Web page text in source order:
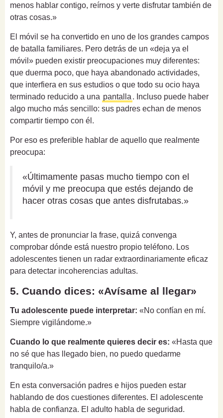
menos hablar contigo, reírnos y verte disfrutar también de
otras cosas.»
El móvil se ha convertido en uno de los grandes campos
de batalla familiares. Pero detrás de un «deja ya el
móvil» pueden existir preocupaciones muy diferentes:
que duerma poco, que haya abandonado actividades,
que interfiera en sus estudios o que todo su ocio haya
terminado reducido a una pantalla . Incluso puede haber
algo mucho más sencillo: sus padres echan de menos
compartir tiempo con él.
Por eso es preferible hablar de aquello que realmente
preocupa:
«Últimamente pasas mucho tiempo con el
móvil y me preocupa que estés dejando de
hacer otras cosas que antes disfrutabas.»
Y, antes de pronunciar la frase, quizá convenga
comprobar dónde está nuestro propio teléfono. Los
adolescentes tienen un radar extraordinariamente eficaz
para detectar incoherencias adultas.
5. Cuando dices: «Avísame al llegar»
Tu adolescente puede interpretar: «No confían en mí.
Siempre vigilándome.»
Cuando lo que realmente quieres decir es: «Hasta que
no sé que has llegado bien, no puedo quedarme
tranquilo/a.»
En esta conversación padres e hijos pueden estar
hablando de dos cuestiones diferentes. El adolescente
habla de confianza. El adulto habla de seguridad.